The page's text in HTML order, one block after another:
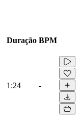
Duração BPM
1:24 -